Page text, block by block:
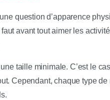
question d’apparence
avant tout aimer les
taille minimale. C’est le
Cependant, chaque type